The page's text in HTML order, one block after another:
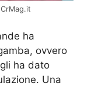
ha
ovvero
ha dato
Una